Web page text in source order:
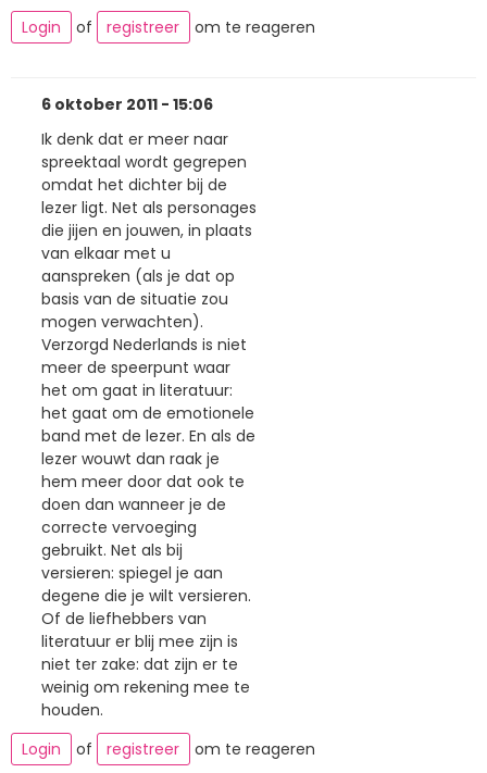
Login
of registreer om te reageren
6 oktober 2011 - 15:06
Ik denk dat er meer naar
spreektaal wordt gegrepen
omdat het dichter bij de
lezer ligt. Net als personages
die jijen en jouwen, in plaats
van elkaar met u
aanspreken (als je dat op
basis van de situatie zou
mogen verwachten).
Verzorgd Nederlands is niet
meer de speerpunt waar
het om gaat in literatuur:
het gaat om de emotionele
band met de lezer. En als de
lezer wouwt dan raak je
hem meer door dat ook te
doen dan wanneer je de
correcte vervoeging
gebruikt. Net als bij
versieren: spiegel je aan
degene die je wilt versieren.
Of de liefhebbers van
literatuur er blij mee zijn is
niet ter zake: dat zijn er te
weinig om rekening mee te
houden.
Login
of registreer om te reageren